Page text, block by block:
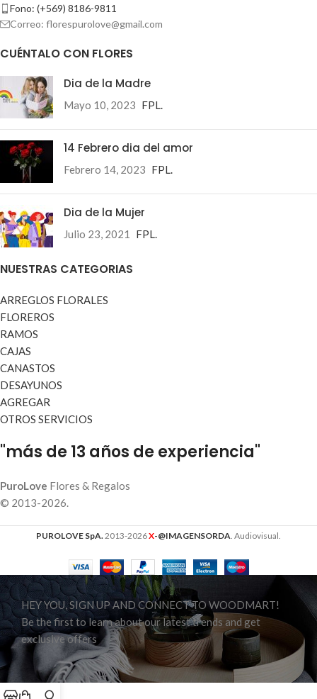
Fono: (+569) 8186-9811
Correo: florespurolove@gmail.com
CUÉNTALO CON FLORES
Dia de la Madre
Mayo 10, 2023 FPL.
14 Febrero dia del amor
Febrero 14, 2023 FPL.
Dia de la Mujer
Julio 23, 2021 FPL.
NUESTRAS CATEGORIAS
ARREGLOS FLORALES
FLOREROS
RAMOS
CAJAS
CANASTOS
DESAYUNOS
AGREGAR
OTROS SERVICIOS
"más de 13 años de experiencia"
PuroLove Flores & Regalos
© 2013-2026.
PUROLOVE SpA.2013-2026X-@IMAGENSORDA. Audiovisual.
HEY YOU, SIGN UP AND CONNECT TO WOODMART!
Be the first to learn about our latest trends and get
exclusive offers